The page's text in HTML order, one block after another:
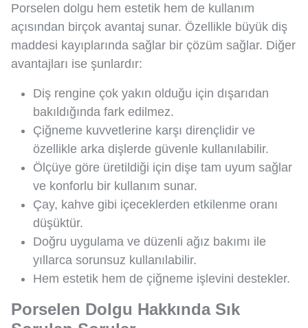
Porselen dolgu hem estetik hem de kullanım
açısından birçok avantaj sunar. Özellikle büyük diş
maddesi kayıplarında sağlar bir çözüm sağlar. Diğer
avantajları ise şunlardır:
Diş rengine çok yakın olduğu için dışarıdan
bakıldığında fark edilmez.
Çiğneme kuvvetlerine karşı dirençlidir ve
özellikle arka dişlerde güvenle kullanılabilir.
Ölçüye göre üretildiği için dişe tam uyum sağlar
ve konforlu bir kullanım sunar.
Çay, kahve gibi içeceklerden etkilenme oranı
düşüktür.
Doğru uygulama ve düzenli ağız bakımı ile
yıllarca sorunsuz kullanılabilir.
Hem estetik hem de çiğneme işlevini destekler.
Porselen Dolgu Hakkında Sık